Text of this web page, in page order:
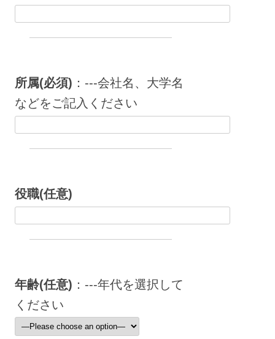
所属(必須) ：---会社名、大学名
などをご記入ください
役職(任意)
年齢(任意) ：---年代を選択して
ください